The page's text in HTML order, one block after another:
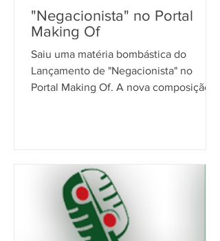
"Negacionista" no Portal
Making Of
Saiu uma matéria bombástica do
Lançamento de "Negacionista" no
Portal Making Of. A nova composição